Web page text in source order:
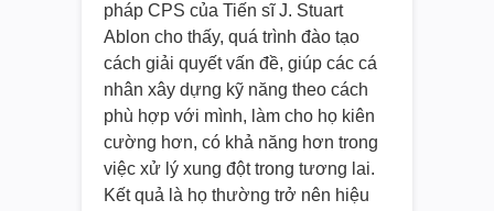
pháp CPS của Tiến sĩ J. Stuart
Ablon cho thấy, quá trình đào tạo
cách giải quyết vấn đề, giúp các cá
nhân xây dựng kỹ năng theo cách
phù hợp với mình, làm cho họ kiên
cường hơn, có khả năng hơn trong
việc xử lý xung đột trong tương lai.
Kết quả là họ thường trở nên hiệu